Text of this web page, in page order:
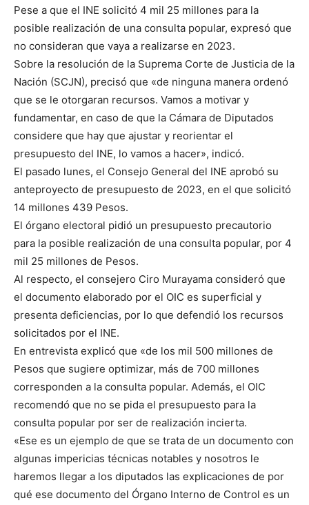
Pese a que el INE solicitó 4 mil 25 millones para la
posible realización de una consulta popular, expresó que
no consideran que vaya a realizarse en 2023.
Sobre la resolución de la Suprema Corte de Justicia de la
Nación (SCJN), precisó que «de ninguna manera ordenó
que se le otorgaran recursos. Vamos a motivar y
fundamentar, en caso de que la Cámara de Diputados
considere que hay que ajustar y reorientar el
presupuesto del INE, lo vamos a hacer», indicó.
El pasado lunes, el Consejo General del INE aprobó su
anteproyecto de presupuesto de 2023, en el que solicitó
14 millones 439 Pesos.
El órgano electoral pidió un presupuesto precautorio
para la posible realización de una consulta popular, por 4
mil 25 millones de Pesos.
Al respecto, el consejero Ciro Murayama consideró que
el documento elaborado por el OIC es superficial y
presenta deficiencias, por lo que defendió los recursos
solicitados por el INE.
En entrevista explicó que «de los mil 500 millones de
Pesos que sugiere optimizar, más de 700 millones
corresponden a la consulta popular. Además, el OIC
recomendó que no se pida el presupuesto para la
consulta popular por ser de realización incierta.
«Ese es un ejemplo de que se trata de un documento con
algunas impericias técnicas notables y nosotros le
haremos llegar a los diputados las explicaciones de por
qué ese documento del Órgano Interno de Control es un